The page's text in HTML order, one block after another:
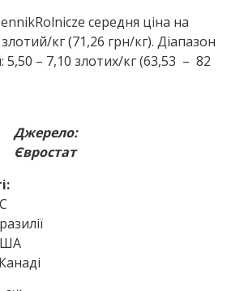
середня ціна на
кг (71,26 грн/кг). Діапазон
5,50 – 7,10 злотих/кг (63,53 – 82
Джерело:
Євростат